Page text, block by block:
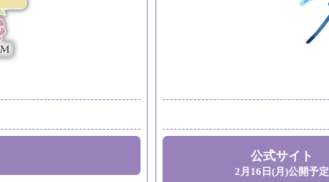
公式サイト
2月16日(月)公開予定